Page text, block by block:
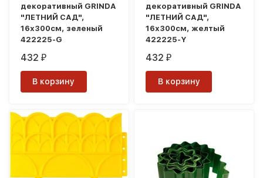
декоративный GRINDA
"ЛЕТНИЙ САД",
16х300см, зеленый
422225-G
432₽
В корзину
декоративный GRINDA
"ЛЕТНИЙ САД",
16х300см, желтый
422225-Y
432₽
В корзину